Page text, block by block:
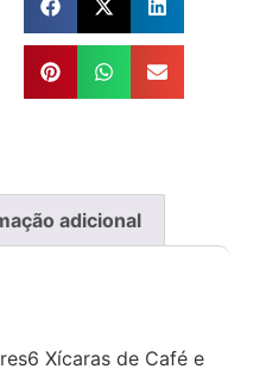
adicional
Xícaras de Café e